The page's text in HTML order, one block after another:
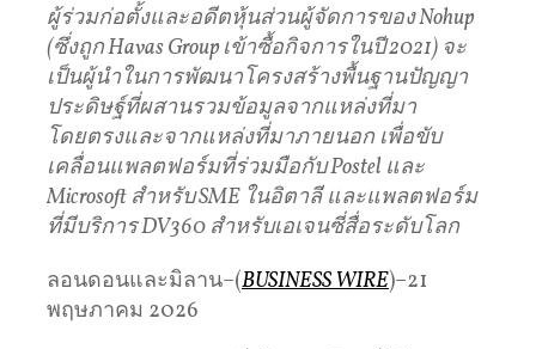
ผู้ร่วมก่อตั้งและอดีตหุ้นส่วนผู้จัดการของNohup
(ซึ่งถูกHavas Group เข้าซื้อกิจการในปี2021) จะ
เป็นผู้นำในการพัฒนาโครงสร้างพื้นฐานปัญญา
ประดิษฐ์ที่ผสานรวมข้อมูลจากแหล่งที่มา
โดยตรงและจากแหล่งที่มาภายนอก เพื่อขับ
เคลื่อนแพลตฟอร์มที่ร่วมมือกับPostel และ
Microsoft สำหรับSME ในอิตาลี และแพลตฟอร์ม
ที่มีบริการDV360 สำหรับเอเจนซี่สื่อระดับโลก
ลอนดอนและมิลาน–(BUSINESS WIRE)–21
พฤษภาคม 2026